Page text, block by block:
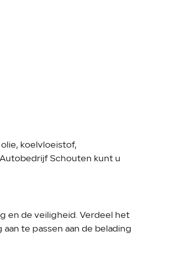
koelvloeistof,
Schouten kunt u
en de veiligheid. Verdeel het
te passen aan de belading